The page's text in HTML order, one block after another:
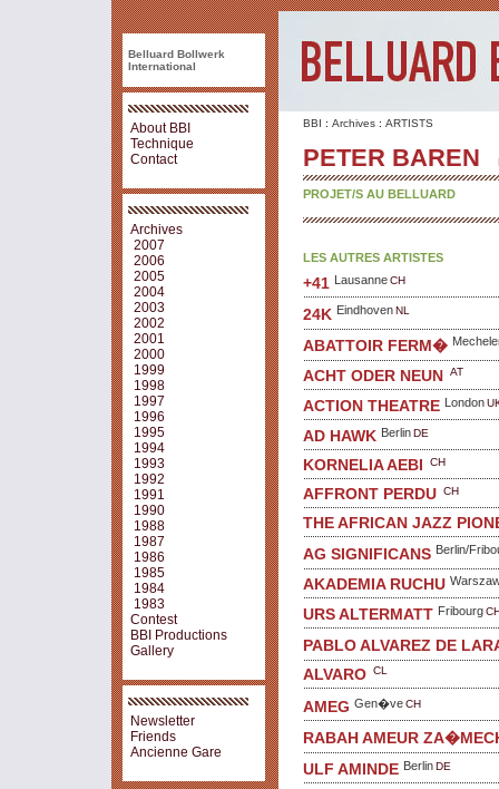
BBI : Archives : ARTISTS
PETER BAREN
PROJET/S AU BELLUARD
LES AUTRES ARTISTES
+41 LausanneCH
24K EindhovenNL
ABATTOIR FERM�
ACHT ODER NEUN AT
ACTION THEATRE London
AD HAWK BerlinDE
KORNELIA AEBI CH
AFFRONT PERDU CH
THE AFRICAN JAZZ
AG SIGNIFICANS Berlin/
AKADEMIA RUCHU
URS ALTERMATT Fribourg
PABLO ALVAREZ DE
ALVARO CL
AMEG Gen�veCH
RABAH AMEUR
ULF AMINDE BerlinDE
Belluard Bollwerk
International
About BBI
Technique
Contact
Archives
2007
2006
2005
2004
2003
2002
2001
2000
1999
1998
1997
1996
1995
1994
1993
1992
1991
1990
1988
1987
1986
1985
1984
1983
Contest
BBI Productions
Gallery
Newsletter
Friends
Ancienne Gare